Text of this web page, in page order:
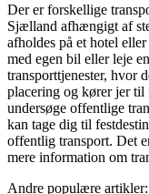
Der er forskellige
Sjælland afhængigt af
afholdes på et hotel
med egen bil eller leje
transporttjenester, hvor
placering og kører jer til
undersøge offentlige
kan tage dig til
offentlig transport. Det
mere information om
Andre populære artikler: